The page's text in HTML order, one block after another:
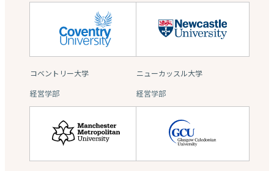
コベントリー大学
経営学部
ニューカッスル大学
経営学部